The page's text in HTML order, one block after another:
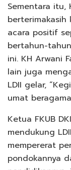
Sementara itu,
berterimakasih
acara positif
bertahun-
ini. KH Arwani
lain juga
LDII gelar,
umat
Ketua FKUB
mendukung
mempererat
pondokannya